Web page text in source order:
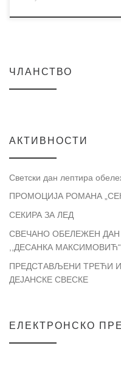
ЧЛАНСТВО
АКТИВНОСТИ
Светски дан лептира
ПРОМОЦИЈА РОМАНА
СЕКИРА ЗА ЛЕД
СВЕЧАНО ОБЕЛЕЖЕН
,,ДЕСАНКА МАКСИМОВИЋ“
ПРЕДСТАВЉЕНИ ТРЕЋИ
ДЕЈАНСКЕ СВЕСКЕ
ЕЛЕКТРОНСКО